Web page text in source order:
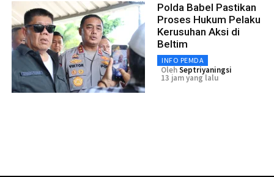
Polda Babel Pastikan
Proses Hukum Pelaku
Kerusuhan Aksi di
Beltim
INFO PEMDA
OlehSeptriyaningsi
13 jam yang lalu